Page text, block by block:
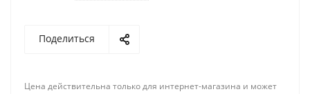
Поделиться
Цена действительна только для интернет-магазина и может